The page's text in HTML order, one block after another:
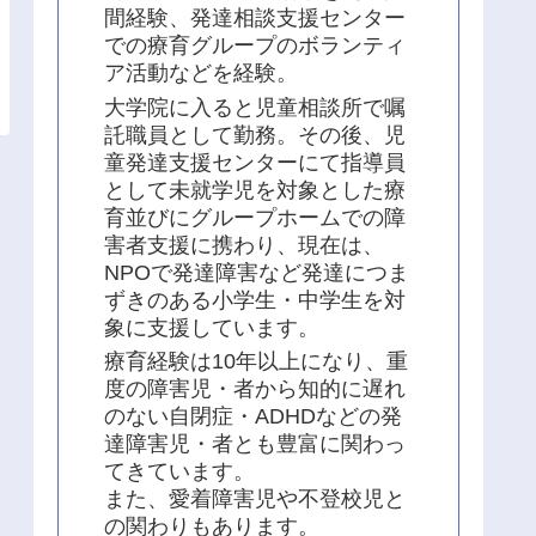
間経験、発達相談支援センター
での療育グループのボランティ
ア活動などを経験。
大学院に入ると児童相談所で嘱
託職員として勤務。その後、児
童発達支援センターにて指導員
として未就学児を対象とした療
育並びにグループホームでの障
害者支援に携わり、現在は、
NPOで発達障害など発達につま
ずきのある小学生・中学生を対
象に支援しています。
療育経験は10年以上になり、重
度の障害児・者から知的に遅れ
のない自閉症・ADHDなどの発
達障害児・者とも豊富に関わっ
てきています。
また、愛着障害児や不登校児と
の関わりもあります。